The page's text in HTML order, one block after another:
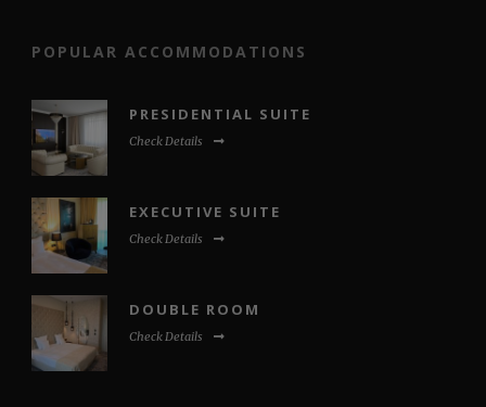
POPULAR ACCOMMODATIONS
PRESIDENTIAL SUITE
Check Details
EXECUTIVE SUITE
Check Details
DOUBLE ROOM
Check Details